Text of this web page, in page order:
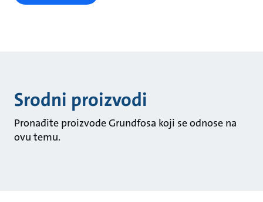
Srodni proizvodi
Pronađite proizvode Grundfosa koji se odnose na
ovu temu.